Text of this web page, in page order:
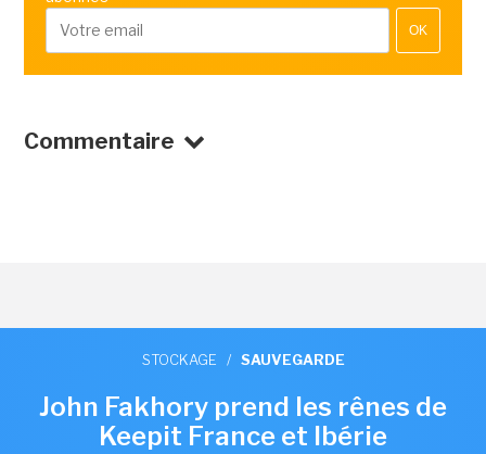
OK
Commentaire
STOCKAGE / SAUVEGARDE
John Fakhory prend les rênes de
Keepit France et Ibérie